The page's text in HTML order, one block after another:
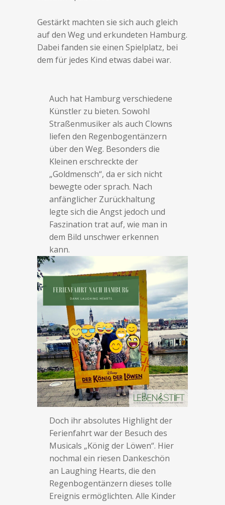
Gestärkt machten sie sich auch gleich
auf den Weg und erkundeten Hamburg.
Dabei fanden sie einen Spielplatz, bei
dem für jedes Kind etwas dabei war.
Auch hat Hamburg verschiedene
Künstler zu bieten. Sowohl
Straßenmusiker als auch Clowns
liefen den Regenbogentänzern
über den Weg. Besonders die
Kleinen erschreckte der
„Goldmensch“, da er sich nicht
bewegte oder sprach. Nach
anfänglicher Zurückhaltung
legte sich die Angst jedoch und
Faszination trat auf, wie man in
dem Bild unschwer erkennen
kann.
Doch ihr absolutes Highlight der
Ferienfahrt war der Besuch des
Musicals „König der Löwen“. Hier
nochmal ein riesen Dankeschön
an Laughing Hearts, die den
Regenbogentänzern dieses tolle
Ereignis ermöglichten. Alle Kinder